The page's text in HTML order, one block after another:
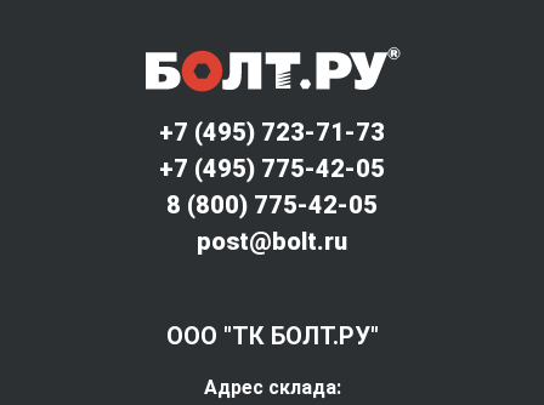
+7 (495) 723-71-73
+7 (495) 775-42-05
8 (800) 775-42-05
post@bolt.ru
ООО "ТК БОЛТ.РУ"
Адрес склада: